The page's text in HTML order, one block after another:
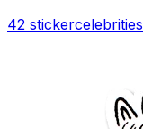
42 stickercelebrities